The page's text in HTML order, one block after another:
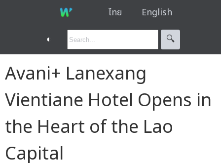
ไทย English
◐ 🔍︎
Avani+ Lanexang
Vientiane Hotel Opens in
the Heart of the Lao
Capital